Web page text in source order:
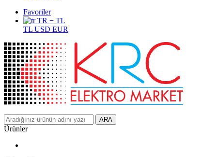
Favoriler
TR − TL
TL USD EUR
ARA
Ürünler